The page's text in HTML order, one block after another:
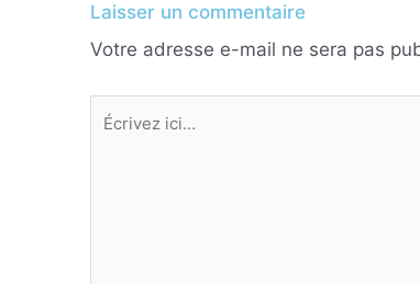
Laisser un commentaire
Votre adresse e-mail ne sera pas
Écrivez